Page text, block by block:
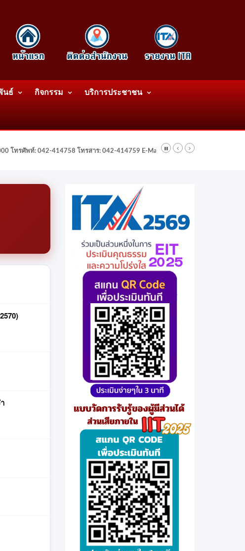
นธ์ กิจกรรม บริการประชาชน
โทรศัพท์: 042-414758 โทรสาร: 042-414759 E-Mail: wattatnk@gmail.com